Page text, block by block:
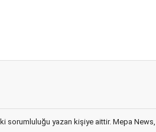
sorumluluğu yazan kişiye aittir. Mepa